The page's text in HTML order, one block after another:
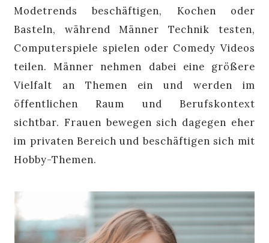
Modetrends beschäftigen, Kochen oder
Basteln, während Männer Technik testen,
Computerspiele spielen oder Comedy Videos
teilen. Männer nehmen dabei eine größere
Vielfalt an Themen ein und werden im
öffentlichen Raum und Berufskontext
sichtbar. Frauen bewegen sich dagegen eher
im privaten Bereich und beschäftigen sich mit
Hobby-Themen.